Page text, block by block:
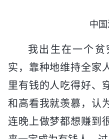
中
我出生在一个
实，靠种地维持全家
里有钱的人吃得好、
和高看我就羡慕，认
连晚上做梦都想赚到